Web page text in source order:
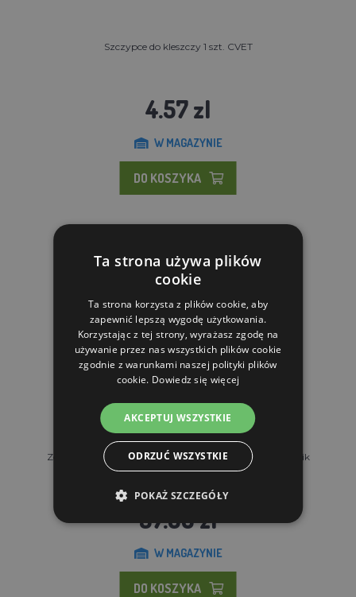
Szczypce do kleszczy 1 szt. CVET
4.57 zl
W MAGAZYNIE
DO KOSZYKA
Zestaw CalmDown Dog Tag metalowy wisiorek + 1 guzik
KRUUSE -...
37.66 zl
W MAGAZYNIE
DO KOSZYKA
Ta strona używa plików
cookie
Ta strona korzysta z plików cookie, aby
zapewnić lepszą wygodę użytkowania.
Korzystając z tej strony, wyrażasz zgodę na
używanie przez nas wszystkich plików cookie
zgodnie z warunkami naszej polityki plików
cookie. Dowiedz się więcej
AKCEPTUJ WSZYSTKIE
ODRZUĆ WSZYSTKIE
POKAŻ SZCZEGÓŁY